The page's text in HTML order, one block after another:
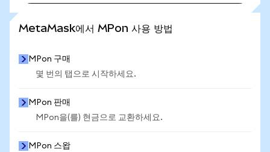
MetaMask에서 MPon 사용 방법
MPon 구매
몇 번의 탭으로 시작하세요.
MPon 판매
MPon을(를) 현금으로 교환하세요.
MPon 스왑